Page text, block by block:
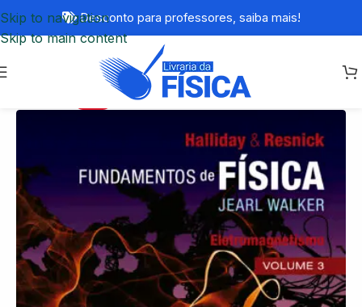
Skip to navigation
Skip to main content
Desconto para professores, saiba mais!